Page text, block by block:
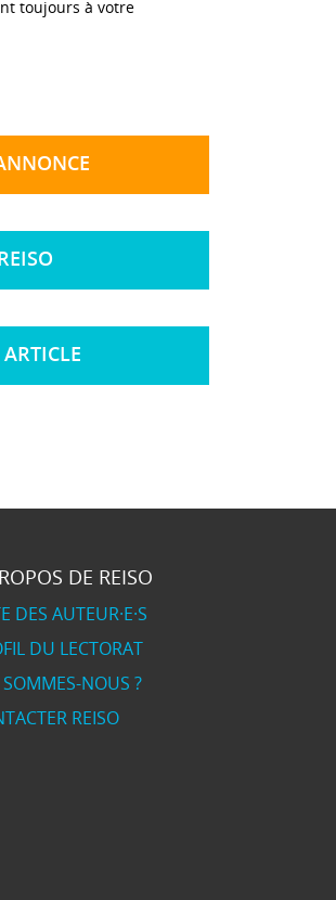
toujours à votre
DE REISO
DES AUTEUR·E·S
DU LECTORAT
NOUS ?
REISO